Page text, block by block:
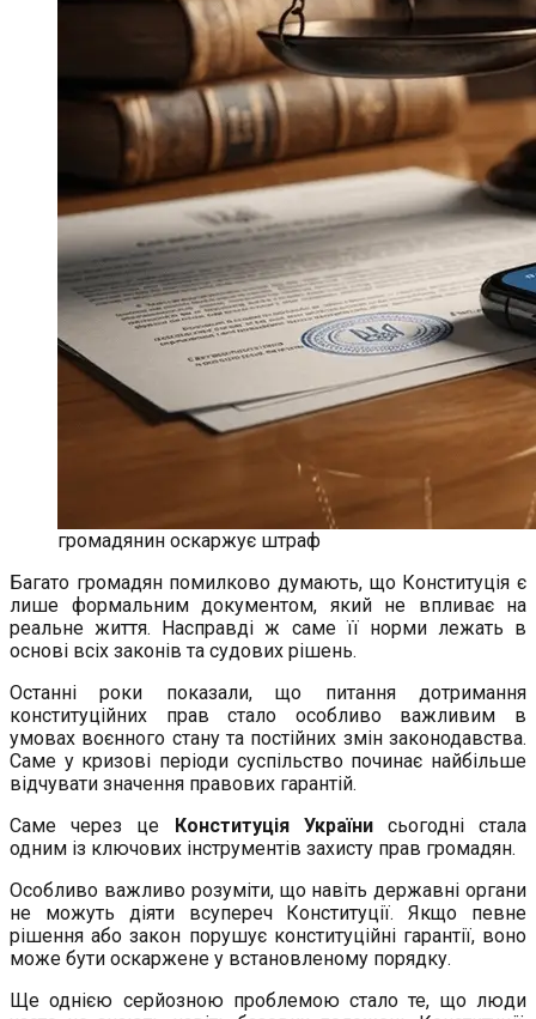
громадянин оскаржує штраф
Багато громадян помилково думають, що Конституція є
лише формальним документом, який не впливає на
реальне життя. Насправді ж саме її норми лежать в
основі всіх законів та судових рішень.
Останні роки показали, що питання дотримання
конституційних прав стало особливо важливим в
умовах воєнного стану та постійних змін законодавства.
Саме у кризові періоди суспільство починає найбільше
відчувати значення правових гарантій.
Саме через це
Конституція Українисьогодні стала
одним із ключових інструментів захисту прав громадян.
Особливо важливо розуміти, що навіть державні органи
не можуть діяти всупереч Конституції. Якщо певне
рішення або закон порушує конституційні гарантії, воно
може бути оскаржене у встановленому порядку.
Ще однією серйозною проблемою стало те, що люди